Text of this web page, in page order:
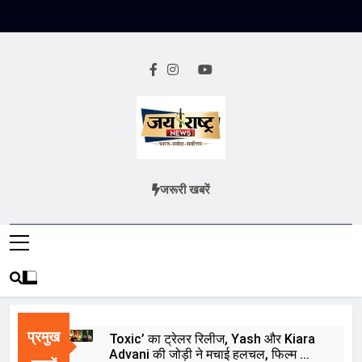
Jai Rashtra
हिंदी समाचार
जरूरी खबरें
प्रमुख
Toxic’ का ट्रेलर रिलीज, Yash और Kiara
Advani की जोड़ी ने मचाई हलचल, फिल्म को